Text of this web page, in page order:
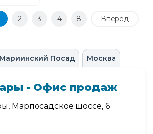
2 3 4 8 Вперед
Мариинский Посад Москва
- Офис продаж
Марпосадское шоссе, 6